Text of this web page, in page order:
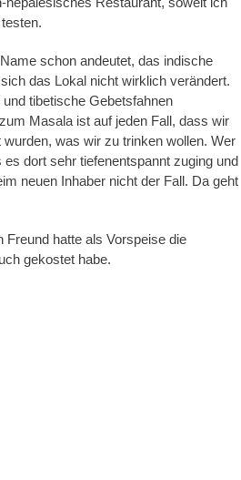
schon andeutet, das indische
das Lokal nicht wirklich verändert.
tibetische Gebetsfahnen
Masala ist auf jeden Fall, dass wir
was wir zu trinken wollen. Wer
dort sehr tiefenentspannt zuging und
neuen Inhaber nicht der Fall. Da geht
hatte als Vorspeise die
gekostet habe.